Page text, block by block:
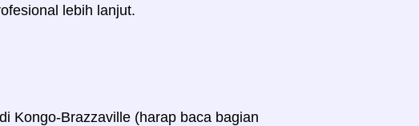
lebih lanjut.
Kongo-Brazzaville (harap baca bagian